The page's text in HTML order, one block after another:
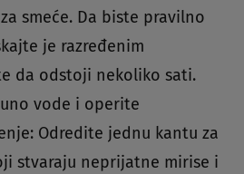
smeće. Da biste pravilno
je razređenim
da odstoji nekoliko sati.
vode i operite
Odredite jednu kantu za
stvaraju neprijatne mirise i